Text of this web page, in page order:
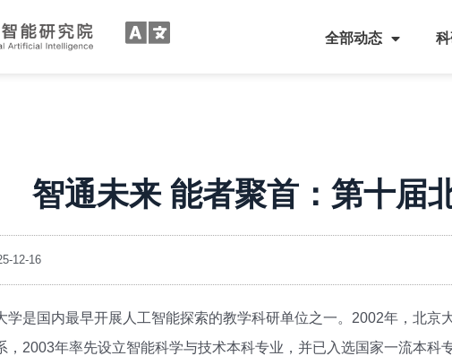
全部动态
智通未来 能者聚首：第十届
12-16
学是国内最早开展人工智能探索的教学科研单位之一。2002年，北京
，2003年率先设立智能科学与技术本科专业，并已入选国家一流本科